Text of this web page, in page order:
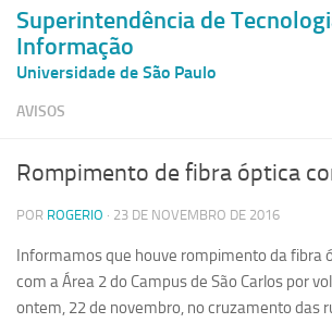
Histórico
Metas e ações
Superintendência de TI
Atendimento
Reserva de espaços físicos
Competências
Superintendência de
Informação
Universidade de São Paulo
AVISOS
Rompimento de fibra óptica
POR ROGERIO · 23 DE NOVEMBRO DE 2016
Informamos que houve rompimento da fibra
com a Área 2 do Campus de São Carlos por
ontem, 22 de novembro, no cruzamento das